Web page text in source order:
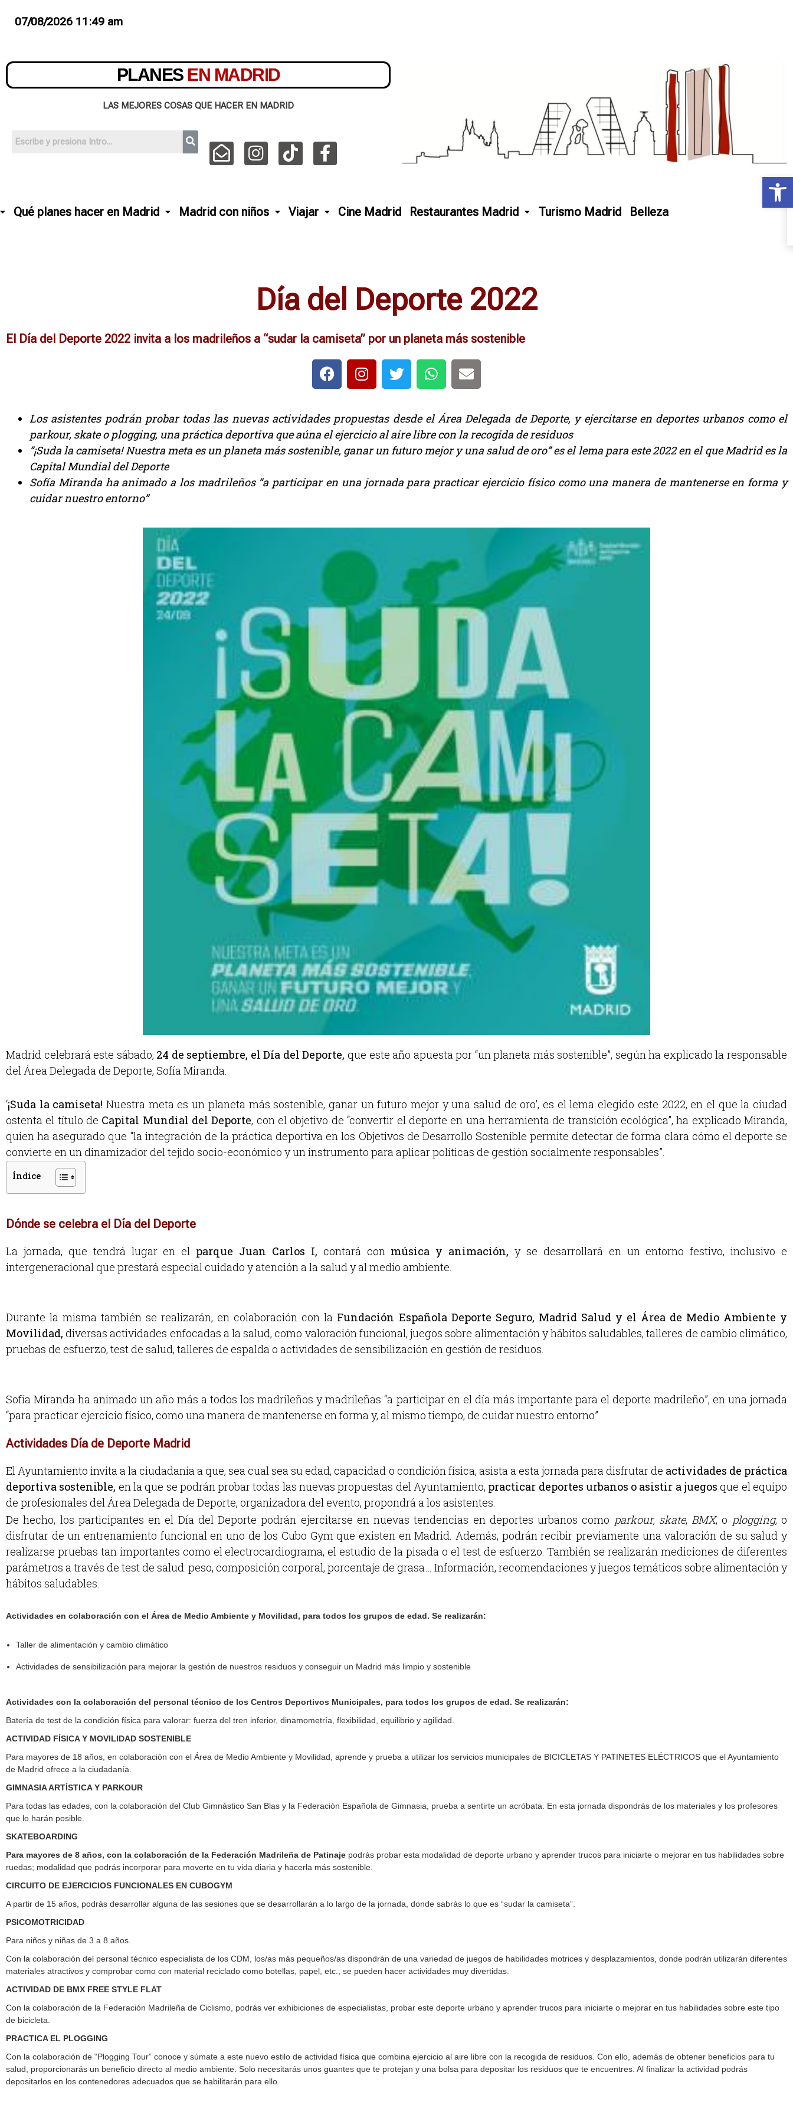
07/08/2026 11:49 am
PLANES EN MADRID
LAS MEJORES COSAS QUE HACER EN MADRID
Qué planes hacer en Madrid Madrid con niños Viajar Cine Madrid Restaurantes Madrid Turismo Madrid Belleza
Día del Deporte 2022
El Día del Deporte 2022 invita a los madrileños a “sudar la camiseta” por un planeta más sostenible
Los asistentes podrán probar todas las nuevas actividades propuestas desde el Área Delegada de Deporte, y ejercitarse en deportes urbanos como el
parkour, skate o plogging, una práctica deportiva que aúna el ejercicio al aire libre con la recogida de residuos
“¡Suda la camiseta! Nuestra meta es un planeta más sostenible, ganar un futuro mejor y una salud de oro” es el lema para este 2022 en el que Madrid es la
Capital Mundial del Deporte
Sofía Miranda ha animado a los madrileños “a participar en una jornada para practicar ejercicio físico como una manera de mantenerse en forma y
cuidar nuestro entorno”
Madrid celebrará este sábado, 24 de septiembre, el Día del Deporte, que este año apuesta por “un planeta más sostenible”, según ha explicado la responsable
del Área Delegada de Deporte, Sofía Miranda.
‘¡Suda la camiseta! Nuestra meta es un planeta más sostenible, ganar un futuro mejor y una salud de oro’, es el lema elegido este 2022, en el que la ciudad
ostenta el título de Capital Mundial del Deporte, con el objetivo de “convertir el deporte en una herramienta de transición ecológica”, ha explicado Miranda,
quien ha asegurado que “la integración de la práctica deportiva en los Objetivos de Desarrollo Sostenible permite detectar de forma clara cómo el deporte se
convierte en un dinamizador del tejido socio-económico y un instrumento para aplicar políticas de gestión socialmente responsables”.
Índice
Dónde se celebra el Día del Deporte
La jornada, que tendrá lugar en el parque Juan Carlos I, contará con música y animación, y se desarrollará en un entorno festivo, inclusivo e
intergeneracional que prestará especial cuidado y atención a la salud y al medio ambiente.
Durante la misma también se realizarán, en colaboración con la Fundación Española Deporte Seguro, Madrid Salud y el Área de Medio Ambiente y
Movilidad,diversas actividades enfocadas a la salud, como valoración funcional, juegos sobre alimentación y hábitos saludables, talleres de cambio climático,
pruebas de esfuerzo, test de salud, talleres de espalda o actividades de sensibilización en gestión de residuos.
Sofía Miranda ha animado un año más a todos los madrileños y madrileñas “a participar en el día más importante para el deporte madrileño”, en una jornada
“para practicar ejercicio físico, como una manera de mantenerse en forma y, al mismo tiempo, de cuidar nuestro entorno”.
Actividades Día de Deporte Madrid
El Ayuntamiento invita a la ciudadanía a que, sea cual sea su edad, capacidad o condición física, asista a esta jornada para disfrutar de actividades de práctica
deportiva sostenible, en la que se podrán probar todas las nuevas propuestas del Ayuntamiento, practicar deportes urbanos o asistir a juegosque el equipo
de profesionales del Área Delegada de Deporte, organizadora del evento, propondrá a los asistentes.
De hecho, los participantes en el Día del Deporte podrán ejercitarse en nuevas tendencias en deportes urbanos como parkour, skate, BMX, o plogging, o
disfrutar de un entrenamiento funcional en uno de los Cubo Gym que existen en Madrid. Además, podrán recibir previamente una valoración de su salud y
realizarse pruebas tan importantes como el electrocardiograma, el estudio de la pisada o el test de esfuerzo. También se realizarán mediciones de diferentes
parámetros a través de test de salud: peso, composición corporal, porcentaje de grasa… Información, recomendaciones y juegos temáticos sobre alimentación y
hábitos saludables.
Actividades en colaboración con el Área de Medio Ambiente y Movilidad, para todos los grupos de edad. Se realizarán:
Taller de alimentación y cambio climático
Actividades de sensibilización para mejorar la gestión de nuestros residuos y conseguir un Madrid más limpio y sostenible
Actividades con la colaboración del personal técnico de los Centros Deportivos Municipales, para todos los grupos de edad. Se realizarán:
Batería de test de la condición física para valorar: fuerza del tren inferior, dinamometría, flexibilidad, equilibrio y agilidad.
ACTIVIDAD FÍSICA Y MOVILIDAD SOSTENIBLE
Para mayores de 18 años, en colaboración con el Área de Medio Ambiente y Movilidad, aprende y prueba a utilizar los servicios municipales de BICICLETAS Y PATINETES ELÉCTRICOS que el Ayuntamiento
de Madrid ofrece a la ciudadanía.
GIMNASIA ARTÍSTICA Y PARKOUR
Para todas las edades, con la colaboración del Club Gimnástico San Blas y la Federación Española de Gimnasia, prueba a sentirte un acróbata. En esta jornada dispondrás de los materiales y los profesores
que lo harán posible.
SKATEBOARDING
Para mayores de 8 años, con la colaboración de la Federación Madrileña de Patinaje podrás probar esta modalidad de deporte urbano y aprender trucos para iniciarte o mejorar en tus habilidades sobre
ruedas; modalidad que podrás incorporar para moverte en tu vida diaria y hacerla más sostenible.
CIRCUITO DE EJERCICIOS FUNCIONALES EN CUBOGYM
A partir de 15 años, podrás desarrollar alguna de las sesiones que se desarrollarán a lo largo de la jornada, donde sabrás lo que es “sudar la camiseta”.
PSICOMOTRICIDAD
Para niños y niñas de 3 a 8 años.
Con la colaboración del personal técnico especialista de los CDM, los/as más pequeños/as dispondrán de una variedad de juegos de habilidades motrices y desplazamientos, donde podrán utilizarán diferentes
materiales atractivos y comprobar como con material reciclado como botellas, papel, etc., se pueden hacer actividades muy divertidas.
ACTIVIDAD DE BMX FREE STYLE FLAT
Con la colaboración de la Federación Madrileña de Ciclismo, podrás ver exhibiciones de especialistas, probar este deporte urbano y aprender trucos para iniciarte o mejorar en tus habilidades sobre este tipo
de bicicleta.
PRACTICA EL PLOGGING
Con la colaboración de “Plogging Tour” conoce y súmate a este nuevo estilo de actividad física que combina ejercicio al aire libre con la recogida de residuos. Con ello, además de obtener beneficios para tu
salud, proporcionarás un beneficio directo al medio ambiente. Solo necesitarás unos guantes que te protejan y una bolsa para depositar los residuos que te encuentres. Al finalizar la actividad podrás
depositarlos en los contenedores adecuados que se habilitarán para ello.